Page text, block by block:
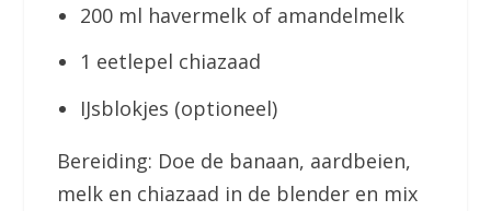
200 ml havermelk of amandelmelk
1 eetlepel chiazaad
IJsblokjes (optioneel)
Bereiding: Doe de banaan, aardbeien,
melk en chiazaad in de blender en mix